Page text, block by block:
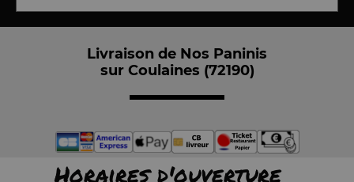
Livraison de Nos Paninis
sur Coulaines (72190)
Horaires d'ouverture